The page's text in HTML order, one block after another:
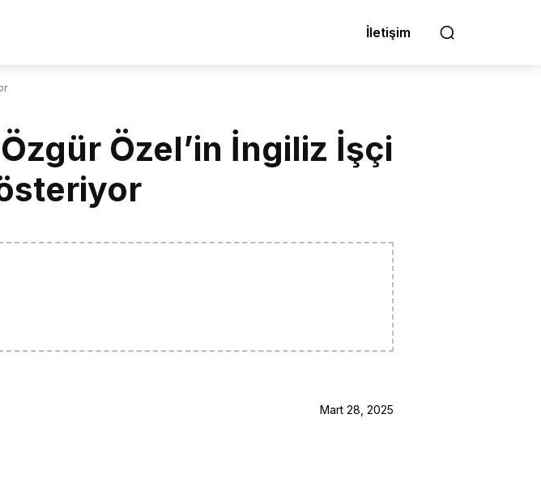
İletişim
Özel’in İngiliz İşçi
Mart 28, 2025